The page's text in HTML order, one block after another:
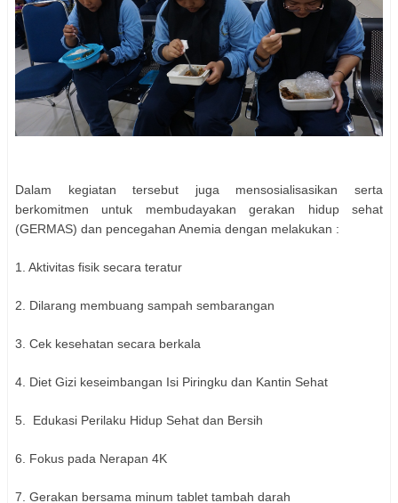
Dalam kegiatan tersebut juga mensosialisasikan serta
berkomitmen untuk membudayakan gerakan hidup sehat
(GERMAS) dan pencegahan Anemia dengan melakukan :
1. Aktivitas fisik secara teratur
2. Dilarang membuang sampah sembarangan
3. Cek kesehatan secara berkala
4. Diet Gizi keseimbangan Isi Piringku dan Kantin Sehat
5. Edukasi Perilaku Hidup Sehat dan Bersih
6. Fokus pada Nerapan 4K
7. Gerakan bersama minum tablet tambah darah